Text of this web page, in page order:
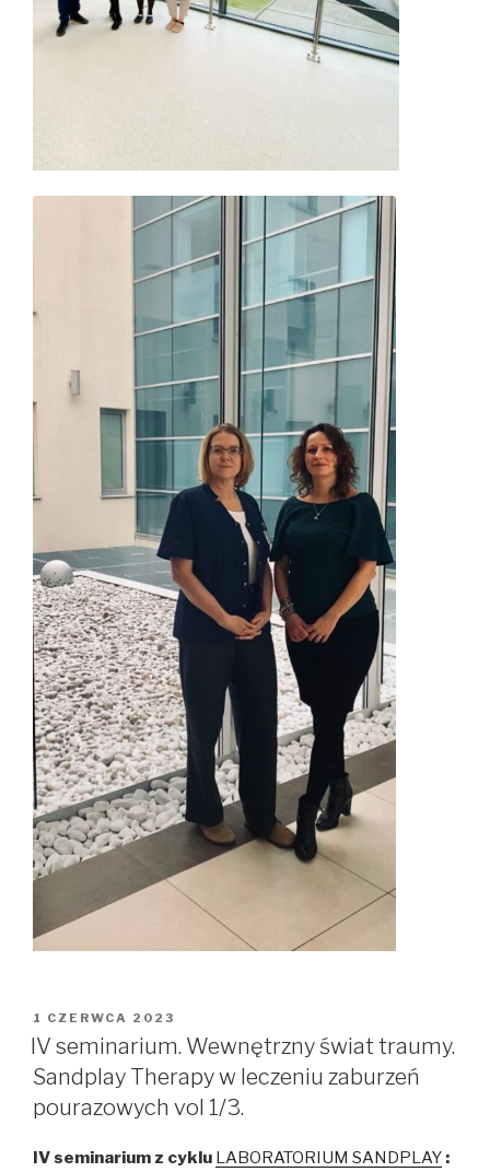
OPUBLIKOWANE
W
1 CZERWCA 2023
IV seminarium. Wewnętrzny świat traumy.
Sandplay Therapy w leczeniu zaburzeń
pourazowych vol 1/3.
IV seminarium z cyklu LABORATORIUM SANDPLAY :